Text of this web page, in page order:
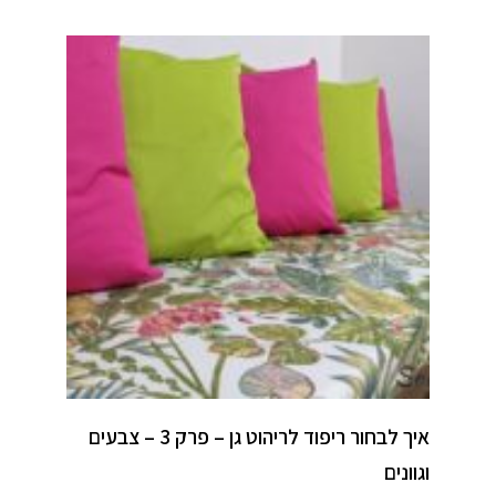
איך לבחור ריפוד לריהוט גן – פרק 3 – צבעים
וגוונים